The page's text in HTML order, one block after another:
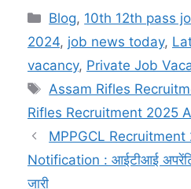
h
a
t
s
A
p
p
e
l
e
g
r
a
m
o
p
y
L
i
n
k
a
c
e
b
o
o
k
n
a
p
c
h
a
t
Categories
Blog, 10th 12th pass
2024, job news today,
vacancy, Private Job
Tags
Assam Rifles
Rifles Recruitment 2025
MPPGCL
Notification : आईटीआई
जारी